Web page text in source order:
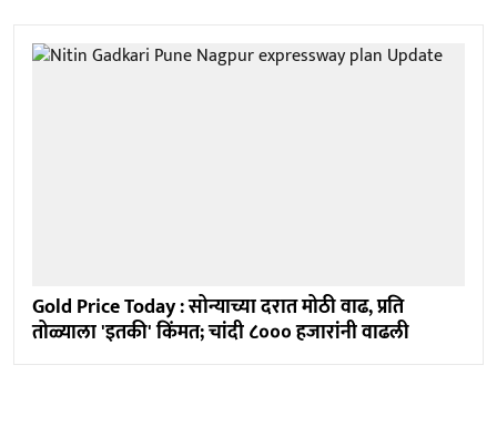
Gold Price Today : सोन्याच्या दरात मोठी वाढ, प्रति
तोळ्याला 'इतकी' किंमत; चांदी ८००० हजारांनी वाढली